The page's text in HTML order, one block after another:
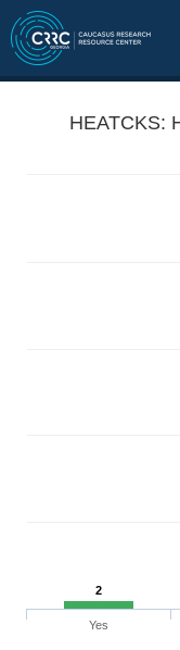
HEATCKS:
2
Yes